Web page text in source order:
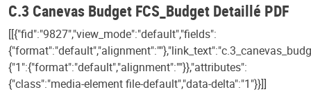
C.3 Canevas Budget FCS_Budget Detaillé PDF
[[{"fid":"9827","view_mode":"default","fields":
{"1":{"format":"default","alignment":""}},"attributes":
{"class":"media-element file-default","data-delta":"1"}}]]